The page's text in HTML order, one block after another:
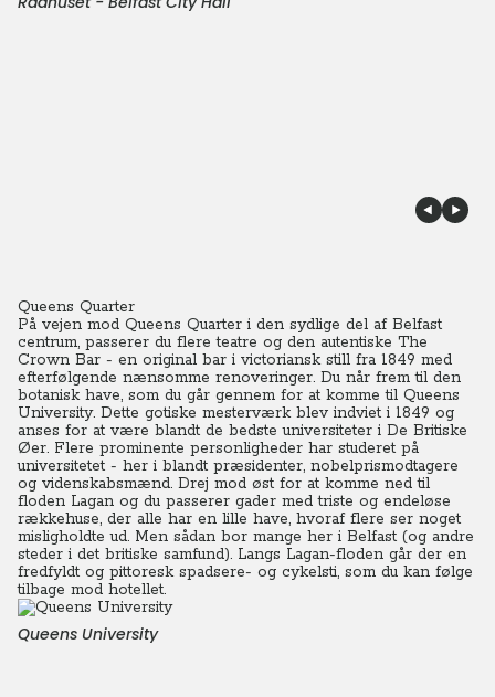
Queens Quarter
På vejen mod Queens Quarter i den sydlige del af Belfast
centrum, passerer du flere teatre og den autentiske The
Crown Bar - en original bar i victoriansk still fra 1849 med
efterfølgende nænsomme renoveringer. Du når frem til den
botanisk have, som du går gennem for at komme til Queens
University. Dette gotiske mesterværk blev indviet i 1849 og
anses for at være blandt de bedste universiteter i De Britiske
Øer. Flere prominente personligheder har studeret på
universitetet - her i blandt præsidenter, nobelprismodtagere
og videnskabsmænd. Drej mod øst for at komme ned til
floden Lagan og du passerer gader med triste og endeløse
rækkehuse, der alle har en lille have, hvoraf flere ser noget
misligholdte ud. Men sådan bor mange her i Belfast (og andre
steder i det britiske samfund). Langs Lagan-floden går der en
fredfyldt og pittoresk spadsere- og cykelsti, som du kan følge
tilbage mod hotellet.
Queens University